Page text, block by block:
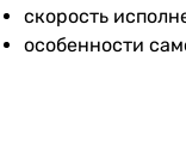
скорость
особенности